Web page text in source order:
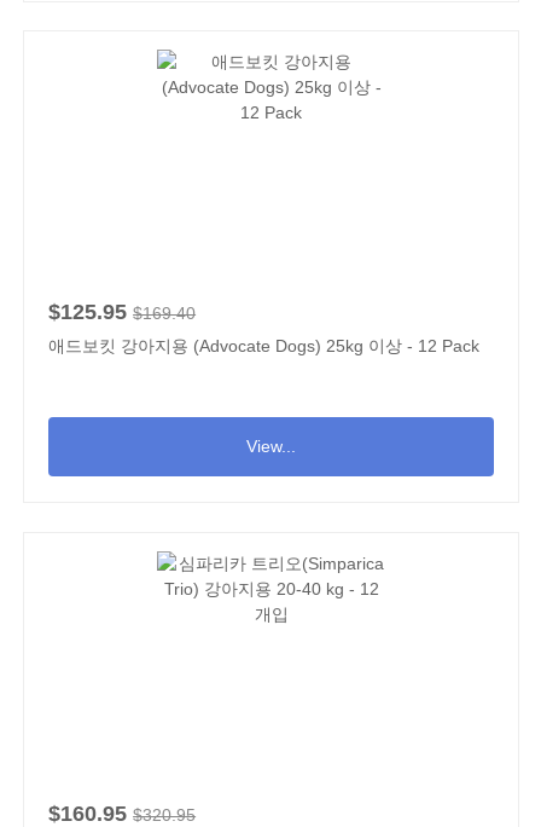
$125.95 $169.40
애드보킷 강아지용 (Advocate Dogs) 25kg 이상 - 12 Pack
View...
$160.95 $320.95